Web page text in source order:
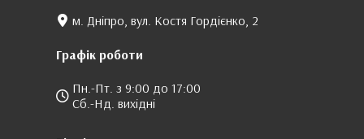
м. Дніпро, вул. Костя Гордієнко, 2
Графік роботи
Пн.-Пт. з 9:00 до 17:00
Сб.-Нд. вихідні